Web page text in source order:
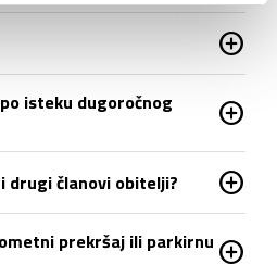
add_circle
isteku dugoročnog
add_circle
drugi članovi obitelji? add_circle
prekršaj ili parkirnu add_circle